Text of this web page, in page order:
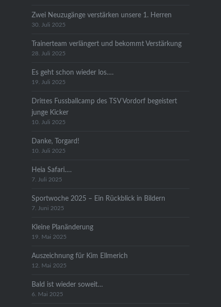
Zwei Neuzugänge verstärken unsere 1. Herren
30. Juli 2025
Trainerteam verlängert und bekommt Verstärkung
28. Juli 2025
Es geht schon wieder los….
19. Juli 2025
Drittes Fussballcamp des TSV Vordorf begeistert
junge Kicker
10. Juli 2025
Danke, Torgard!
10. Juli 2025
Heia Safari….
7. Juli 2025
Sportwoche 2025 – Ein Rückblick in Bildern
7. Juni 2025
Kleine Planänderung
19. Mai 2025
Auszeichnung für Kim Ellmerich
12. Mai 2025
Bald ist wieder soweit…
6. Mai 2025